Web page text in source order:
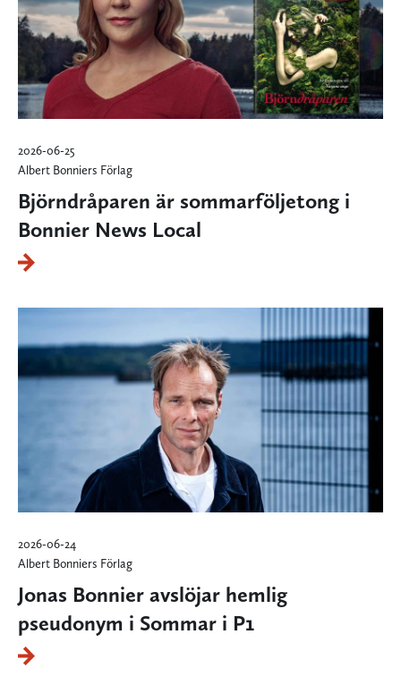
2026-06-25
Albert Bonniers Förlag
Björndråparen är sommarföljetong i
Bonnier News Local
2026-06-24
Albert Bonniers Förlag
Jonas Bonnier avslöjar hemlig
pseudonym i Sommar i P1